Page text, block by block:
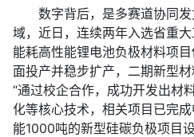
数字背后，是多赛道协同发
域，近日，连续两年入选省重
能耗高性能锂电池负极材料项
面投产并稳步扩产，二期新型材
“通过校企合作，成功开发出材
化等核心技术，相关项目已完
能1000吨的新型硅碳负极项目